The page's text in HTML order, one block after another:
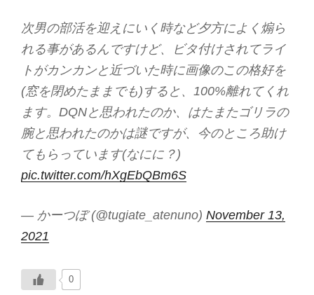
次男の部活を迎えにいく時など夕方によく煽ら
れる事があるんですけど、ビタ付けされてライ
トがカンカンと近づいた時に画像のこの格好を
(窓を閉めたままでも)すると、100%離れてくれ
ます。DQNと思われたのか、はたまたゴリラの
腕と思われたのかは謎ですが、今のところ助け
てもらっています(なにに？)
pic.twitter.com/hXgEbQBm6S
— かーつぼ (@tugiate_atenuno) November 13,
2021
0